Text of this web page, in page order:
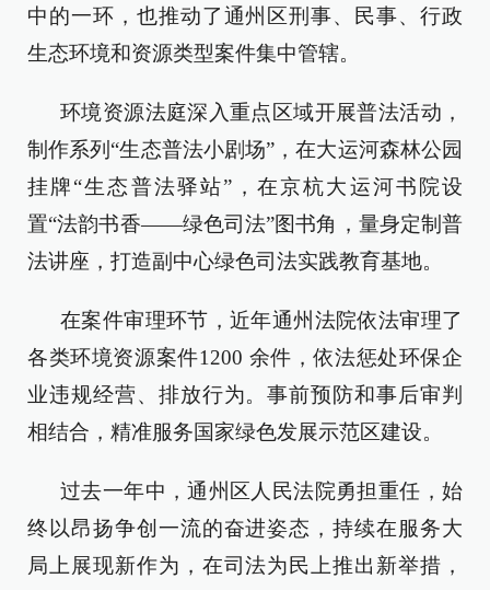
中的一环，也推动了通州区刑事、民事、行政
生态环境和资源类型案件集中管辖。
环境资源法庭深入重点区域开展普法活动，
制作系列“生态普法小剧场”，在大运河森林公园
挂牌“生态普法驿站”，在京杭大运河书院设
置“法韵书香——绿色司法”图书角，量身定制普
法讲座，打造副中心绿色司法实践教育基地。
在案件审理环节，近年通州法院依法审理了
各类环境资源案件1200 余件，依法惩处环保企
业违规经营、排放行为。事前预防和事后审判
相结合，精准服务国家绿色发展示范区建设。
过去一年中，通州区人民法院勇担重任，始
终以昂扬争创一流的奋进姿态，持续在服务大
局上展现新作为，在司法为民上推出新举措，